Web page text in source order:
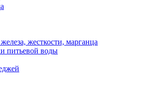
жесткости, марганца
питьевой воды